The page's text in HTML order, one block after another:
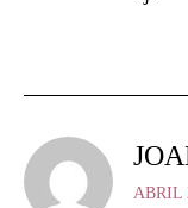
ABRIL